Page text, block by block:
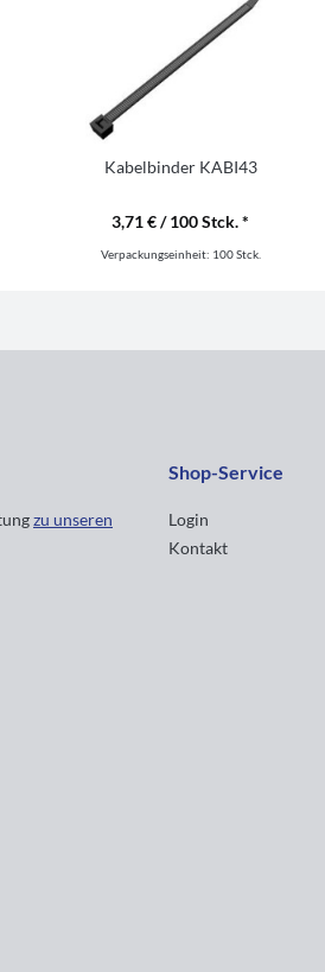
Kabelbinder KABI43
3,71 € / 100 Stck. *
Verpackungseinheit: 100 Stck.
zu unseren
Shop-Service
Login
Kontakt